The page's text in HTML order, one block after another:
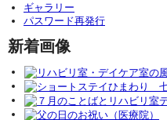
ギャラリー
パスワード再発行
新着画像